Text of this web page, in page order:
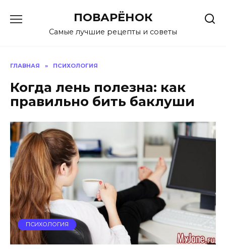
содержанию
ПОВАРЁНОК
Самые лучшие рецепты и советы
ГЛАВНАЯ » ПСИХОЛОГИЯ
Когда лень полезна: как
правильно бить баклуши
ПСИХОЛОГИЯ